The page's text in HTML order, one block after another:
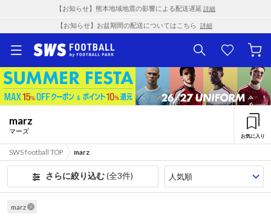
【お知らせ】熊本地域地震の影響による配送遅延 詳細
【お知らせ】お盆期間の配送についてはこちら 詳細
marz
マーズ
お気に入り
SWS football TOP marz
さらに絞り込む(全3件)
marz